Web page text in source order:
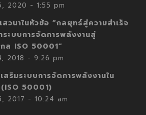
2020 - 1:55 pm
วนาในหัวข้อ “กลยุทธ์สู่ความสำเร็จ
ะบบการจัดการพลังงานสู่
ล ISO 50001”
2018 - 9:26 pm
สริมระบบการจัดการพลังงานใน
50001)
2017 - 10:24 am